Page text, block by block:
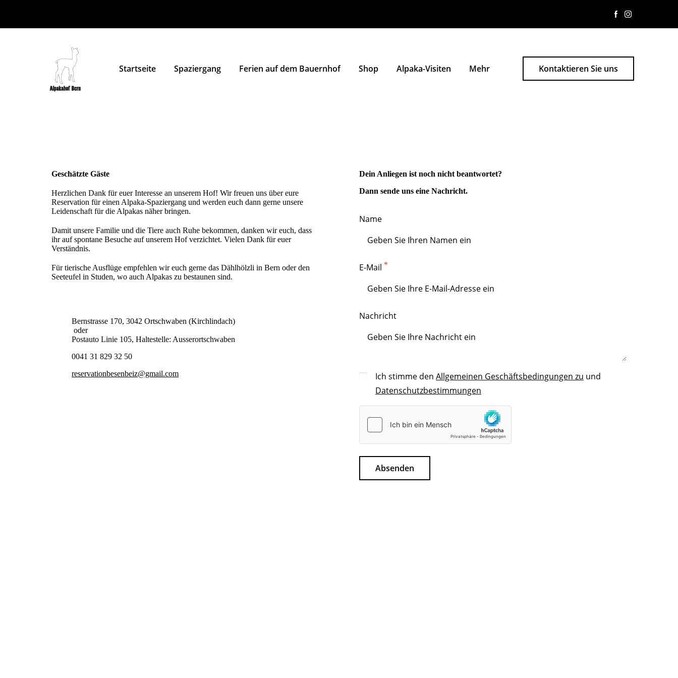
Startseite Spaziergang Ferien auf dem Bauernhof Shop Alpaka-Visiten Mehr Kontaktieren Sie uns
Dein Anliegen ist noch nicht beantwortet?
Dann sende uns eine Nachricht.
Name
E-Mail
Nachricht
Ich stimme den Allgemeinen Geschäftsbedingungen zu und
Datenschutzbestimmungen
Absenden
Geschätzte Gäste
Herzlichen Dank für euer Interesse an unserem Hof! Wir freuen uns über eure
Reservation für einen Alpaka-Spaziergang und werden euch dann gerne unsere
Leidenschaft für die Alpakas näher bringen.
Damit unsere Familie und die Tiere auch Ruhe bekommen, danken wir euch, dass
ihr auf spontane Besuche auf unserem Hof verzichtet. Vielen Dank für euer
Verständnis.
Für tierische Ausflüge empfehlen wir euch gerne das Dählhölzli in Bern oder den
Seeteufel in Studen, wo auch Alpakas zu bestaunen sind.
Bernstrasse 170, 3042 Ortschwaben (Kirchlindach)
oder
Postauto Linie 105, Haltestelle: Ausserortschwaben
0041 31 829 32 50
reservationbesenbeiz@gmail.com